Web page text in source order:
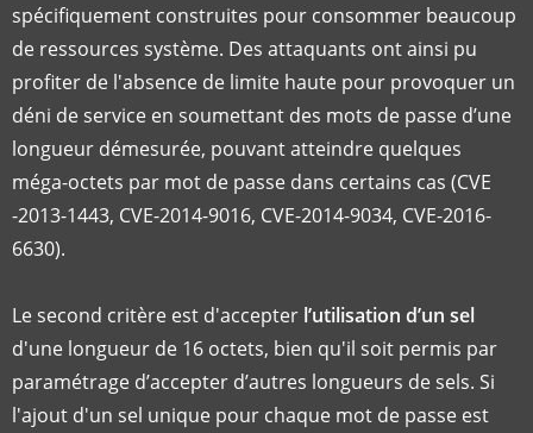
spécifiquement construites pour consommer beaucoup
de ressources système. Des attaquants ont ainsi pu
profiter de l'absence de limite haute pour provoquer un
déni de service en soumettant des mots de passe d’une
longueur démesurée, pouvant atteindre quelques
méga-octets par mot de passe dans certains cas (CVE
-2013-1443, CVE-2014-9016, CVE-2014-9034, CVE-2016-
6630).
Le second critère est d'accepter l’utilisation d’un sel
d'une longueur de 16 octets, bien qu'il soit permis par
paramétrage d’accepter d’autres longueurs de sels. Si
l'ajout d'un sel unique pour chaque mot de passe est